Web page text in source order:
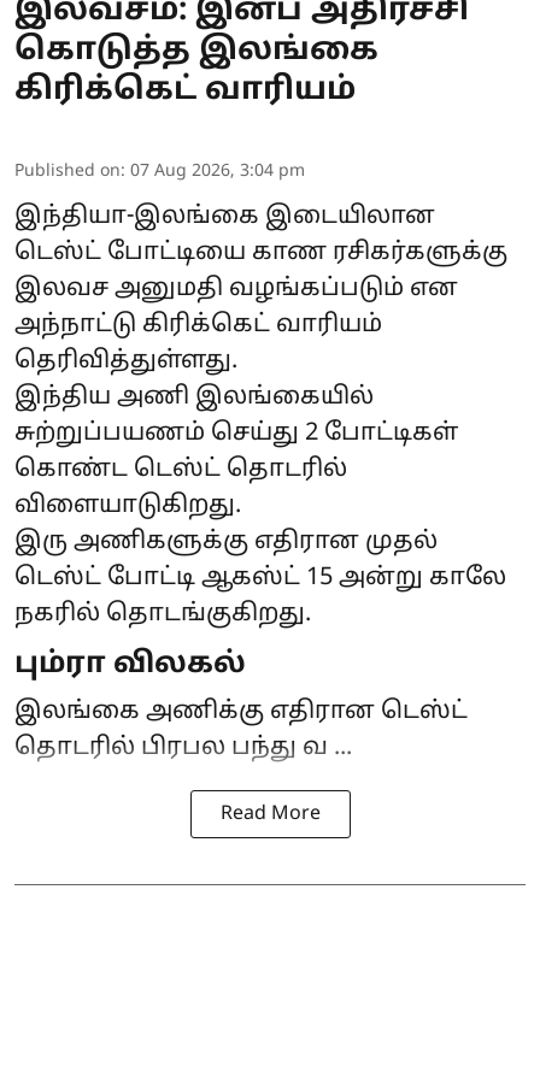
இலவசம்: இன்ப அதிர்ச்சி
கொடுத்த இலங்கை
கிரிக்கெட் வாரியம்
Published on: 07 Aug 2026, 3:04 pm
இந்தியா-இலங்கை இடையிலான
டெஸ்ட் போட்டியை காண ரசிகர்களுக்கு
இலவச அனுமதி வழங்கப்படும் என
அந்நாட்டு கிரிக்கெட் வாரியம்
தெரிவித்துள்ளது.
இந்திய அணி இலங்கையில்
சுற்றுப்பயணம் செய்து 2 போட்டிகள்
கொண்ட டெஸ்ட் தொடரில்
விளையாடுகிறது.
இரு அணிகளுக்கு எதிரான முதல்
டெஸ்ட் போட்டி ஆகஸ்ட் 15 அன்று காலே
நகரில் தொடங்குகிறது.
பும்ரா விலகல்
இலங்கை அணிக்கு எதிரான டெஸ்ட்
தொடரில் பிரபல பந்து வ ...
Read More